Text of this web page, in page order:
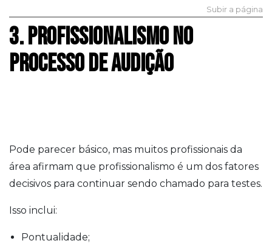
Subir a página
3. PROFISSIONALISMO NO
PROCESSO DE AUDIÇÃO
Pode parecer básico, mas muitos profissionais da
área afirmam que profissionalismo é um dos fatores
decisivos para continuar sendo chamado para testes.
Isso inclui:
Pontualidade;